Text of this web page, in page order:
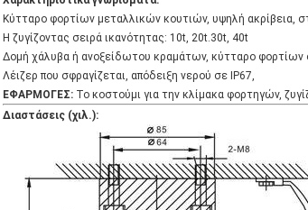
Κύτταρο φορτίων μεταλλικών κουτιών, υψηλή ακρίβεια,
Η ζυγίζοντας σειρά ικανότητας: 10t, 20t.30t, 40t
Δομή χάλυβα ή ανοξείδωτου κραμάτων, κύτταρο φορτίων
Λέιζερ που σφραγίζεται, απόδειξη νερού σε IP67,
ΕΦΑΡΜΟΓΕΣ: Το κοστούμι για την κλίμακα φορτηγών,
Διαστάσεις (χιλ.):